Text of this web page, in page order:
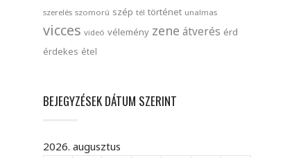
szerelés szomorú szép tél történet unalmas
vicces videó vélemény zene átverés érd
érdekes étel
BEJEGYZÉSEK DÁTUM SZERINT
2026. augusztus